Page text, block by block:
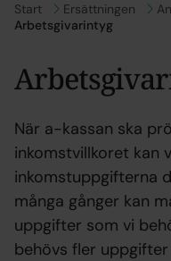
Gå till
Start Gå till
Ersättningen
Arbetsgivarintyg
När a-kassan ska
inkomstvillkoret kan
inkomstuppgifterna
många gånger kan
uppgifter som vi
behövs fler